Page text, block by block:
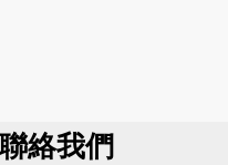
聯絡我們